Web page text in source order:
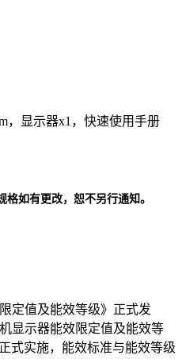
，显示器x1，快速使用手册
如有更改，恕不另行通知。
定值及能效等级》正式发
显示器能效限定值及能效等
式实施，能效标准与能效等级